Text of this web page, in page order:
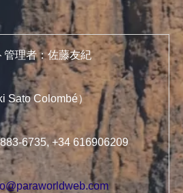
管理者：佐藤友紀
Sato Colombé）
6735, +34 616906209